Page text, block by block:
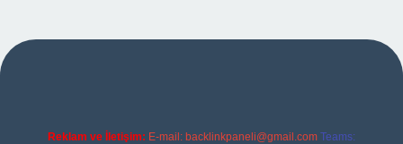
Reklam ve İletişim: E-mail: backlinkpaneli@gmail.com Teams: